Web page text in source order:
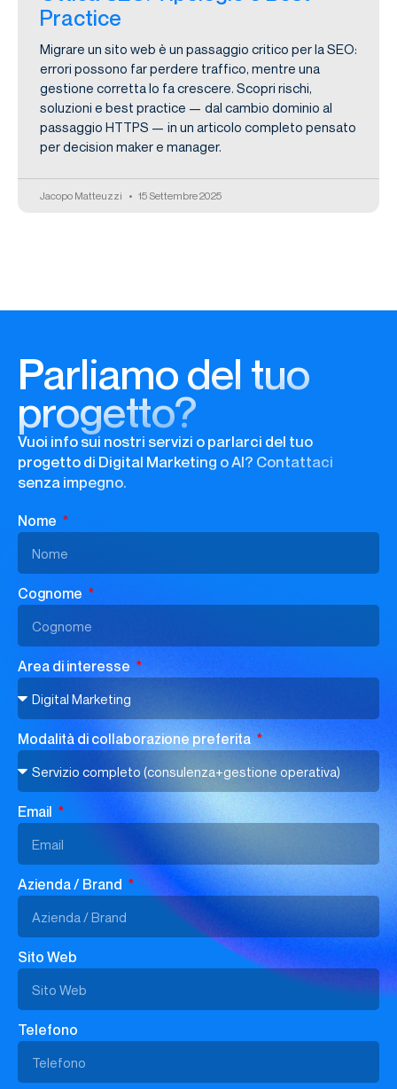
Practice
Migrare un sito web è un passaggio critico per la SEO:
errori possono far perdere traffico, mentre una
gestione corretta lo fa crescere. Scopri rischi,
soluzioni e best practice — dal cambio dominio al
passaggio HTTPS — in un articolo completo pensato
per decision maker e manager.
Jacopo Matteuzzi 15 Settembre 2025
Parliamo del tuo
progetto?
Vuoi info sui nostri servizi o parlarci del tuo
progetto di Digital Marketing o AI? Contattaci
senza impegno.
Nome
Cognome
Area di interesse
Modalità di collaborazione preferita
Email
Azienda / Brand
Sito Web
Telefono